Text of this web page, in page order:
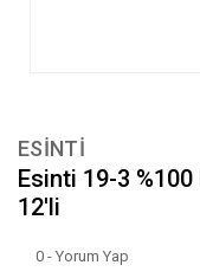
ESİNTİ
Esinti 19-3
12'li
0 - Yorum Yap